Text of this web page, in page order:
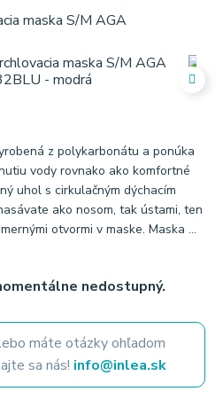
z polykarbonátu a ponúka
vody rovnako ako komfortné
uhol s cirkulačným dýchacím
ako nosom, tak ústami, ten
otvormi v maske. Maska ...
nedostupný.
máte otázky ohľadom
sa nás! info@inlea.sk